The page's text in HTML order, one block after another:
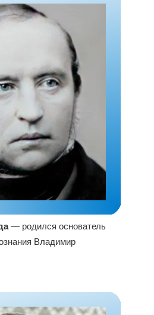
— родился основатель
Владимир